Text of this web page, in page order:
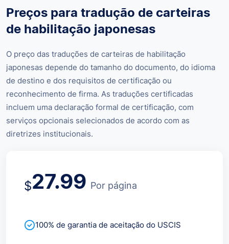
Preços para tradução de carteiras
de habilitação japonesas
O preço das traduções de carteiras de habilitação
japonesas depende do tamanho do documento, do idioma
de destino e dos requisitos de certificação ou
reconhecimento de firma. As traduções certificadas
incluem uma declaração formal de certificação, com
serviços opcionais selecionados de acordo com as
diretrizes institucionais.
$27.99 Por página
100% de garantia de aceitação do USCIS